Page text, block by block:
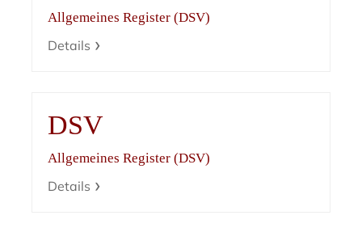
Allgemeines Register (DSV)
Details
DSV
Allgemeines Register (DSV)
Details